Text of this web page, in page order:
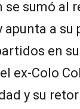
se sumó al
apunta a
en
ex-Colo
y su